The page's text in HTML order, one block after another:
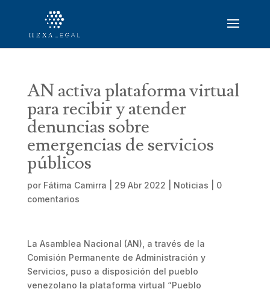
AN activa plataforma virtual
para recibir y atender
denuncias sobre
emergencias de servicios
públicos
por Fátima Camirra 29 Abr 2022 Noticias
0
comentarios
La Asamblea Nacional (AN), a través de la
Comisión Permanente de Administración y
Servicios, puso a disposición del pueblo
venezolano la plataforma virtual “Pueblo